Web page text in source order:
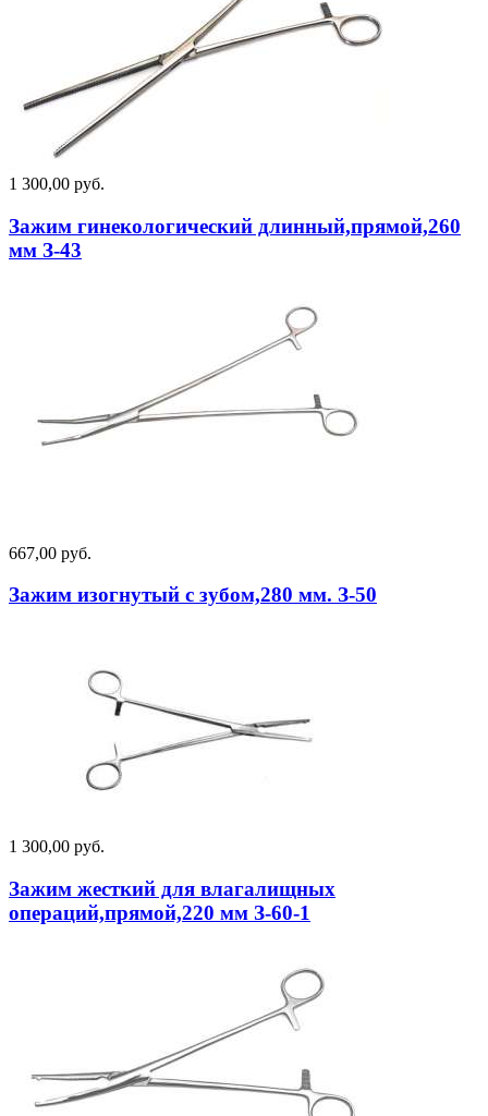
1 300,00 руб.
Зажим гинекологический длинный,прямой,260
мм З-43
667,00 руб.
Зажим изогнутый с зубом,280 мм. З-50
1 300,00 руб.
Зажим жесткий для влагалищных
операций,прямой,220 мм З-60-1